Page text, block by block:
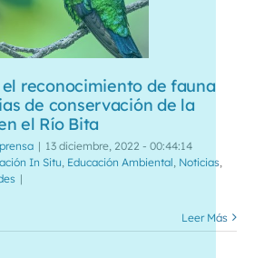
reconocimiento de fauna
de conservación de la
el Río Bita
| 13 diciembre, 2022 - 00:44:14
In Situ Educación Ambiental Noticias
|
Leer Más